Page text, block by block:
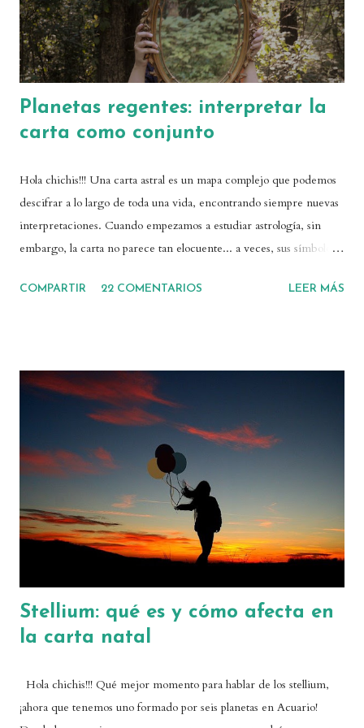
su totalidad....
Planetas regentes: interpretar la
carta como conjunto
Hola chichis!!! Una carta astral es un mapa complejo que podemos
descifrar a lo largo de toda una vida, encontrando siempre nuevas
interpretaciones. Cuando empezamos a estudiar astrología, sin
embargo, la carta no parece tan elocuente... a veces, sus símbolos
haber interpretado el significado de los planetas en los signos y en
planetas regentes os permitirá leer los guiños energéticos que se
hacen unos planetas a otros, y comprender mejor vuestras casas
vacías: acabaréis haciendo una lectura mucho más integral de la
carta. Cuáles son los planetas regentes de cada signo y casa Un
planeta regente es el planeta más afín a la energía de un signo o de
una casa. Se dice que es regente porque gobierna sobre los asuntos
relacion...
COMPARTIR 22 COMENTARIOS LEER MÁS
Stellium: qué es y cómo afecta en
la carta natal
Hola chichis!!! Qué mejor momento para hablar de los stellium,
¡ahora que tenemos uno formado por seis planetas en Acuario!